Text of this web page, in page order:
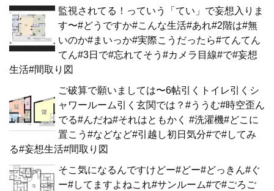
監視されてる！っていう「てい」で妄想入りま
す〜#どうですか#こんな生活#あれ#2階は#無
いのか#まいっか#実際こうだったら#てんてん
てん#3日で#忘れてそう#カメラ目線#で#妄想
生活#間取り図
ご破算で願いましては〜6帖引くトイレ引くシ
ャワールーム引く玄関では？#ううむ#時空歪ん
でる#んだね#それはともかく #洗濯機#どこに
置こう#などなど#引越し初日気分#で#してみ
る#妄想生活#間取り図
そこ気になるんですけどー#どー#どっきん#ぐ
ー#してますよねこれ#サンルーム#で#ごろご